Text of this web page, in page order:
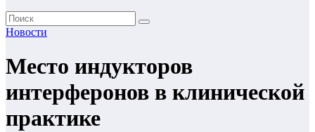
Новости
Место индукторов
интерферонов в клинической
практике